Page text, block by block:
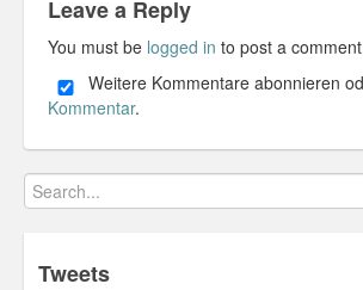
Business Server Cashflow
Design is how it works
The Others
Money Makes The World Go Round
GTD and shit
Leave a Reply
You must be logged in to post a
Weitere Kommentare abonnieren
Kommentar.
Tweets